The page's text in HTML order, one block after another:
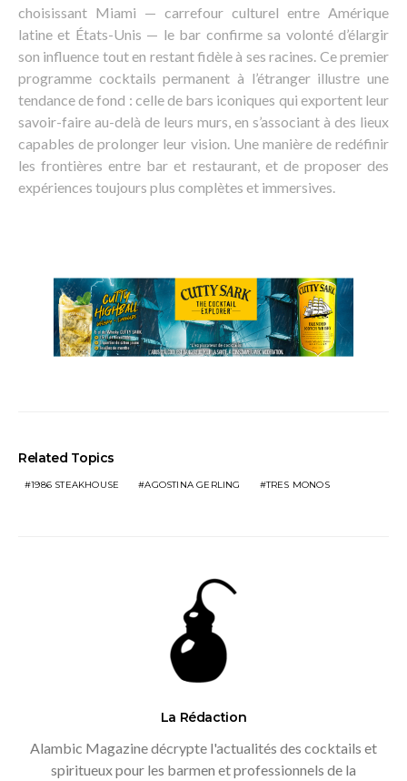
choisissant Miami — carrefour culturel entre Amérique
latine et États-Unis — le bar confirme sa volonté d’élargir
son influence tout en restant fidèle à ses racines. Ce premier
programme cocktails permanent à l’étranger illustre une
tendance de fond : celle de bars iconiques qui exportent leur
savoir-faire au-delà de leurs murs, en s’associant à des lieux
capables de prolonger leur vision. Une manière de redéfinir
les frontières entre bar et restaurant, et de proposer des
expériences toujours plus complètes et immersives.
Related Topics
1986 STEAKHOUSE AGOSTINA GERLING TRES MONOS
La Rédaction
Alambic Magazine décrypte l'actualités des cocktails et
spiritueux pour les barmen et professionnels de la